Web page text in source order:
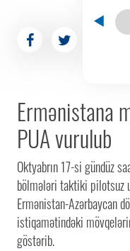
Ermənistana
PUA vurulub
Oktyabrın 17-si gündüz
bölmələri taktiki pilotsuz
Ermənistan-Azərbaycan
istiqamətindəki
göstərib.